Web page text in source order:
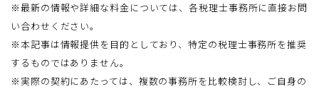
※最新の情報や詳細な料金については、各税理士事務所に直接お問
い合わせください。
※本記事は情報提供を目的としており、特定の税理士事務所を推奨
するものではありません。
※実際の契約にあたっては、複数の事務所を比較検討し、ご自身の